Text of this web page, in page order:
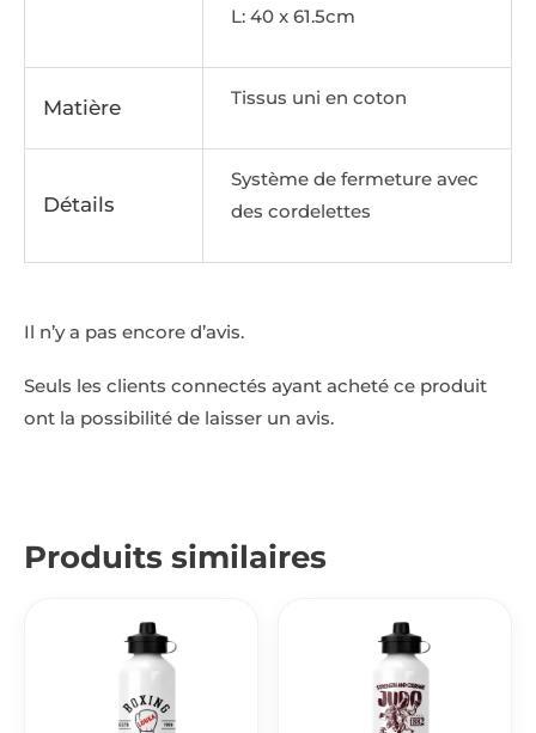
L: 40 x 61.5cm
Matière Tissus uni en coton
Détails
Système de fermeture avec
des cordelettes
Il n’y a pas encore d’avis.
Seuls les clients connectés ayant acheté ce produit
ont la possibilité de laisser un avis.
Produits similaires